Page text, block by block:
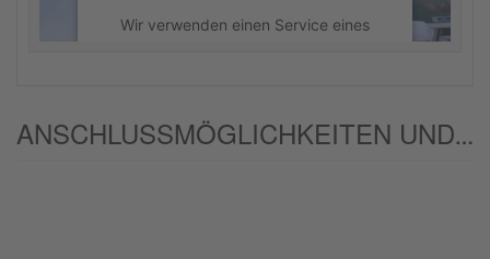
Management Platform
Wir verwenden einen Service eines
Bitte lesen Sie die Details durch und
stimmen Sie der Nutzung des Service
ANSCHLUSSMÖGLICHKEITEN UND/ODER ALTERNATIVEN: